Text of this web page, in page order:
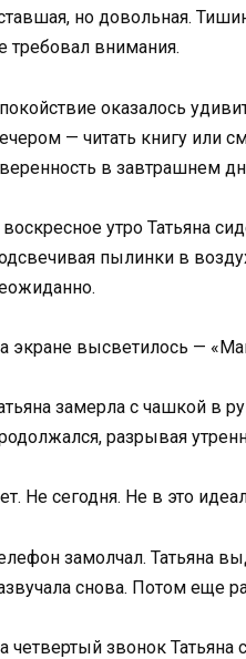
но довольная.
требовал внимания.
оказалось
— читать книгу или
в завтрашнем
утро Татьяна
пылинки в
экране высветилось —
замерла с чашкой в
разрывая
Не сегодня. Не в это
замолчал. Татьяна
снова. Потом еще
четвертый звонок Татьяна